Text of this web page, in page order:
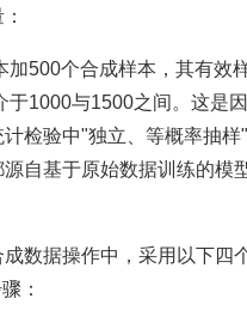
加500个合成样本，其有效
于1000与1500之间。这是
检验中"独立、等概率抽样"
自基于原始数据训练的模
数据操作中，采用以下四
：